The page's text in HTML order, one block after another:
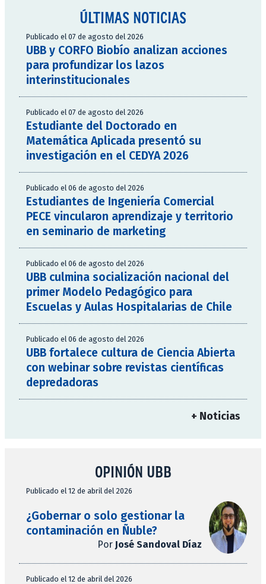
ÚLTIMAS NOTICIAS
Publicado el 07 de agosto del 2026
UBB y CORFO Biobío analizan acciones
para profundizar los lazos
interinstitucionales
Publicado el 07 de agosto del 2026
Estudiante del Doctorado en
Matemática Aplicada presentó su
investigación en el CEDYA 2026
Publicado el 06 de agosto del 2026
Estudiantes de Ingeniería Comercial
PECE vincularon aprendizaje y territorio
en seminario de marketing
Publicado el 06 de agosto del 2026
UBB culmina socialización nacional del
primer Modelo Pedagógico para
Escuelas y Aulas Hospitalarias de Chile
Publicado el 06 de agosto del 2026
UBB fortalece cultura de Ciencia Abierta
con webinar sobre revistas científicas
depredadoras
+ Noticias
OPINIÓN UBB
Publicado el 12 de abril del 2026
¿Gobernar o solo gestionar la
contaminación en Ñuble?
Por José Sandoval Díaz
Publicado el 12 de abril del 2026